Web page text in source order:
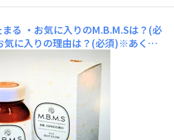
る ・お気に入りのM.B.M.Sは？(必
に入りの理由は？(必須)※あくま
として→末端冷え性でしたが、こち
く冷えることがなくなってきまし
かけor選んだ理由orおすす めされ
ウンセリングで